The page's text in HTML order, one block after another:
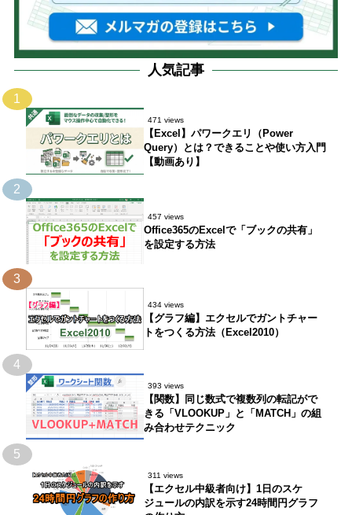
人気記事
1
471 views
【Excel】パワークエリ（Power
Query）とは？できることや使い方入門
【動画あり】
2
457 views
Office365のExcelで「ブックの共有」
を設定する方法
3
434 views
【グラフ編】エクセルでガントチャー
トをつくる方法（Excel2010）
4
393 views
【関数】同じ数式で複数列の転記がで
きる「VLOOKUP」と「MATCH」の組
み合わせテクニック
5
311 views
【エクセル中級者向け】1日のスケ
ジュールの内訳を示す24時間円グラフ